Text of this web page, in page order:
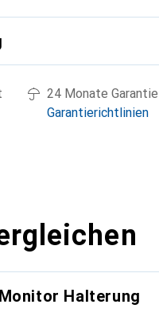
24 Monate
Garantierichtlinien
Halterung